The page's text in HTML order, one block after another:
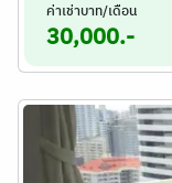
ค่าเช่าบาท/เดือน
30,000.-